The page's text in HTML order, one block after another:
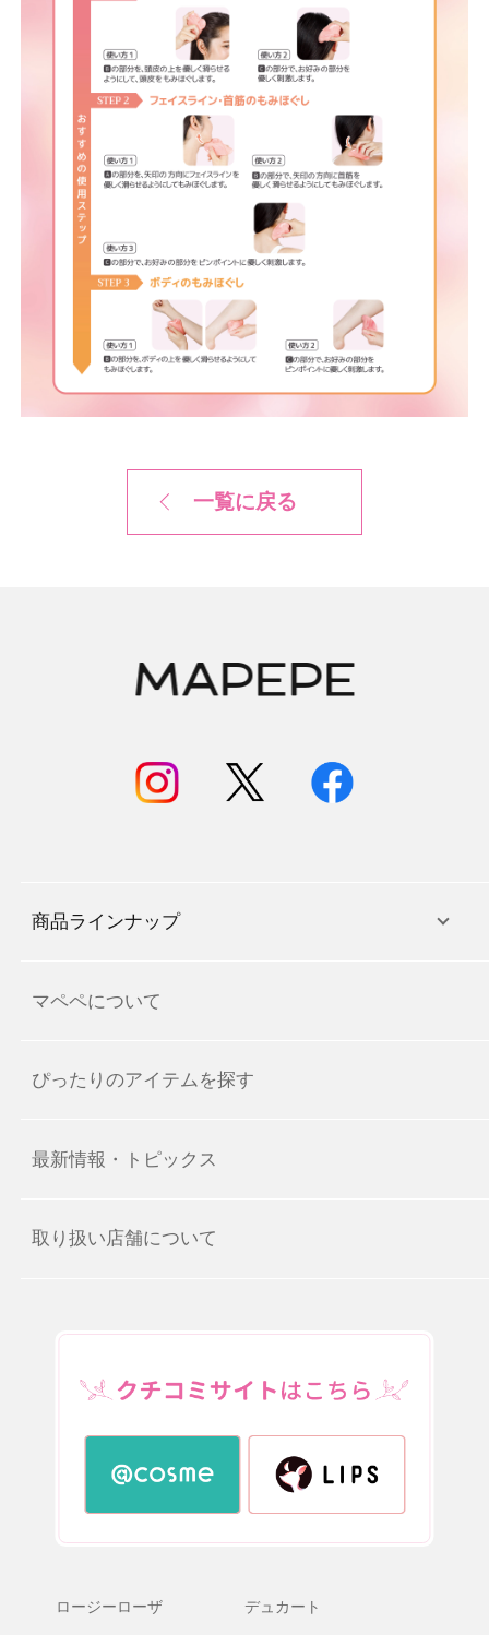
一覧に戻る
商品ラインナップ
マペペについて
ぴったりのアイテムを探す
最新情報・トピックス
取り扱い店舗について
ロージーローザ デュカート